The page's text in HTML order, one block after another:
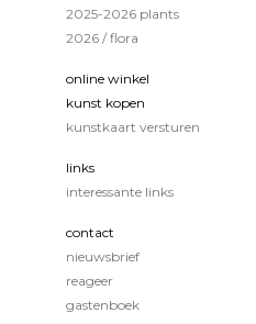
2025-2026 plants
2026 / flora
online winkel
kunst kopen
kunstkaart versturen
links
interessante links
contact
nieuwsbrief
reageer
gastenboek